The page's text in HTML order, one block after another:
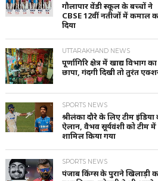
गौलापार वेंडी स्कूल के बच्चों ने
CBSE 12वीं नतीजों में कमाल
दिया
UTTARAKHAND NEWS
पूर्णागिरि क्षेत्र में खाद्य विभाग का
छापा, गंदगी दिखी तो तुरंत
SPORTS NEWS
श्रीलंका दौरे के लिए टीम इंडिया
ऐलान, वैभव सूर्यवंशी को टीम में
शामिल किया गया
SPORTS NEWS
पंजाब किंग्स के पुराने खिलाड़ी